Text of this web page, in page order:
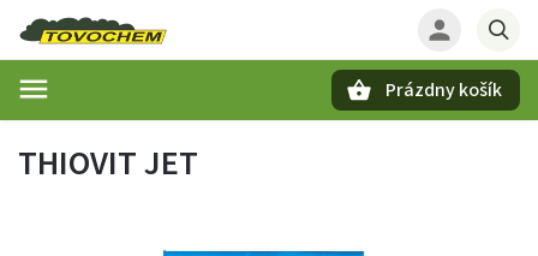
Prázdny košík
THIOVIT JET